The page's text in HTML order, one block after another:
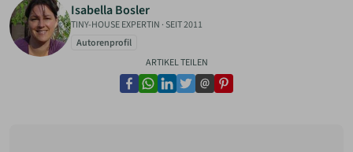
Isabella Bosler
TINY-HOUSE EXPERTIN · SEIT 2011
Autorenprofil
ARTIKEL TEILEN
facebook
whatsapp
linkedin
twitter
emailpinterest